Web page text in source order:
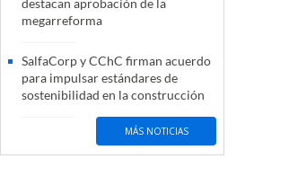
destacan aprobación de la
megarreforma
SalfaCorp y CChC firman acuerdo
para impulsar estándares de
sostenibilidad en la construcción
MÁS NOTICIAS